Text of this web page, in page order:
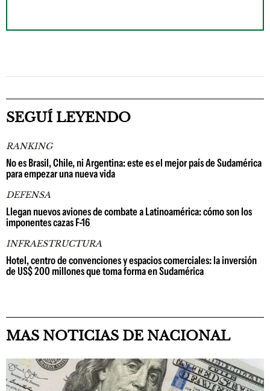
SEGUÍ LEYENDO
RANKING
No es Brasil, Chile, ni Argentina: este es el mejor país de Sudamérica
para empezar una nueva vida
DEFENSA
Llegan nuevos aviones de combate a Latinoamérica: cómo son los
imponentes cazas F-16
INFRAESTRUCTURA
Hotel, centro de convenciones y espacios comerciales: la inversión
de US$ 200 millones que toma forma en Sudamérica
MAS NOTICIAS DE NACIONAL